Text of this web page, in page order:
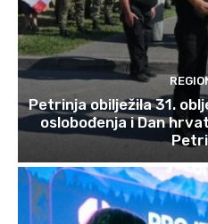
Petrinja obilježila 31.
oslobođenja i Dan